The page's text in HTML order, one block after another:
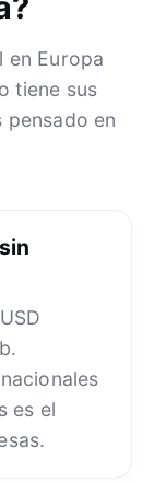
en Europa
tiene sus
pensado en
es el